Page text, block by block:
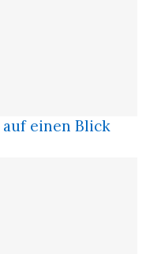
einen Blick